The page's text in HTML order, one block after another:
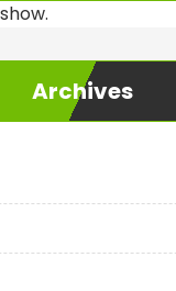
Archives